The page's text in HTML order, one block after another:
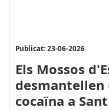
Publicat: 23-06-2026
Els Mossos
desmantellen
cocaïna a